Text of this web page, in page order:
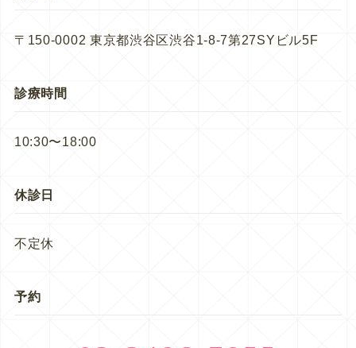
〒150-0002 東京都渋谷区渋谷1-8-7第27SYビル5F
診療時間
10:30〜18:00
休診日
不定休
予約